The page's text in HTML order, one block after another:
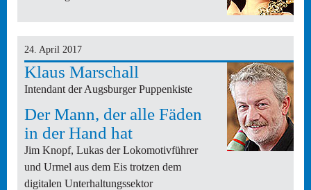
24. April 2017
Klaus Marschall
Intendant der Augsburger Puppenkiste
Der Mann, der alle Fäden
in der Hand hat
Jim Knopf, Lukas der Lokomotivführer
und Urmel aus dem Eis trotzen dem
digitalen Unterhaltungssektor